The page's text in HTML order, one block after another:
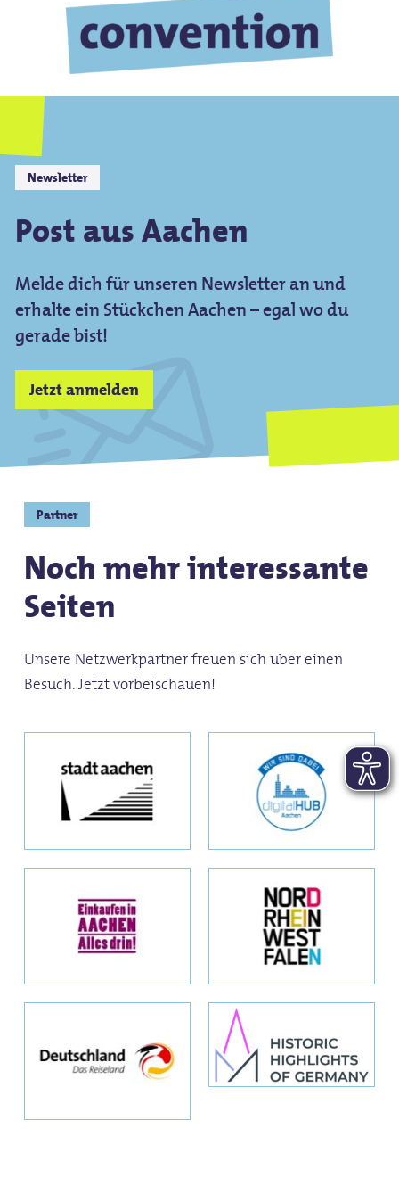
Newsletter
Post aus Aachen
Melde dich für unseren Newsletter an und
erhalte ein Stückchen Aachen – egal wo du
gerade bist!
Jetzt anmelden
Partner
Noch mehr interessante
Seiten
Unsere Netzwerkpartner freuen sich über einen
Besuch. Jetzt vorbeischauen!